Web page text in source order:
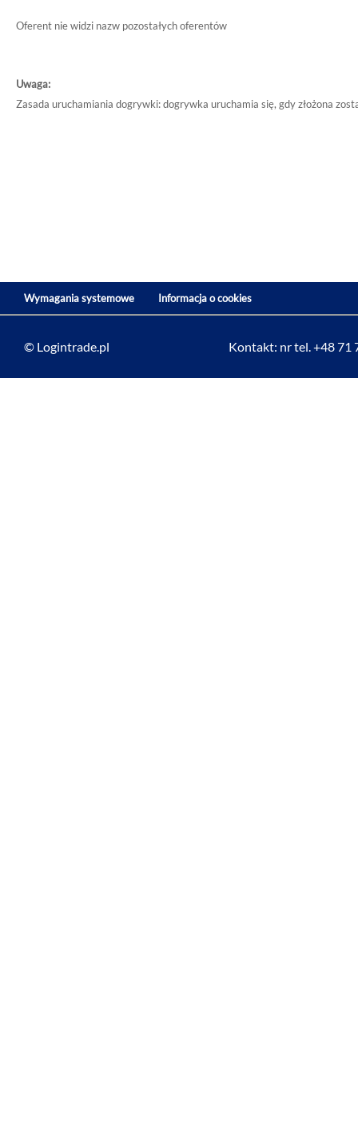
Oferent nie widzi nazw pozostałych oferentów
Uwaga:
Zasada uruchamiania dogrywki: dogrywka uruchamia się, gdy złożona
Wymagania systemowe Informacja o cookies
© Logintrade.pl Kontakt: nr tel. +48 71